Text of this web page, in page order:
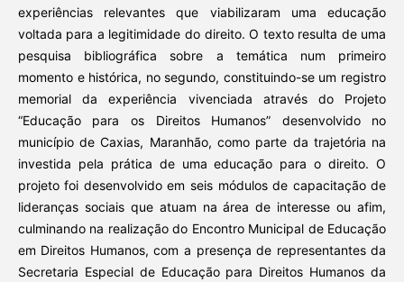
experiências relevantes que viabilizaram uma educação
voltada para a legitimidade do direito. O texto resulta de uma
pesquisa bibliográfica sobre a temática num primeiro
momento e histórica, no segundo, constituindo-se um registro
memorial da experiência vivenciada através do Projeto
“Educação para os Direitos Humanos” desenvolvido no
município de Caxias, Maranhão, como parte da trajetória na
investida pela prática de uma educação para o direito. O
projeto foi desenvolvido em seis módulos de capacitação de
lideranças sociais que atuam na área de interesse ou afim,
culminando na realização do Encontro Municipal de Educação
em Direitos Humanos, com a presença de representantes da
Secretaria Especial de Educação para Direitos Humanos da